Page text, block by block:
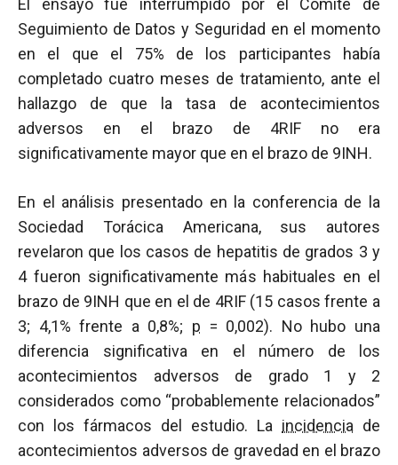
El ensayo fue interrumpido por el Comité de
Seguimiento de Datos y Seguridad en el momento
en el que el 75% de los participantes había
completado cuatro meses de tratamiento, ante el
hallazgo de que la tasa de acontecimientos
adversos en el brazo de 4RIF no era
significativamente mayor que en el brazo de 9INH.
En el análisis presentado en la conferencia de la
Sociedad Torácica Americana, sus autores
revelaron que los casos de hepatitis de grados 3 y
4 fueron significativamente más habituales en el
brazo de 9INH que en el de 4RIF (15 casos frente a
3; 4,1% frente a 0,8%; p = 0,002). No hubo una
diferencia significativa en el número de los
acontecimientos adversos de grado 1 y 2
considerados como “probablemente relacionados”
con los fármacos del estudio. La incidencia de
acontecimientos adversos de gravedad en el brazo